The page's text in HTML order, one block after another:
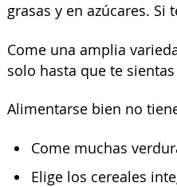
grasas y en azúcares.
Come una amplia
solo hasta que te
Alimentarse bien no
Come muchas
Elige los cereales